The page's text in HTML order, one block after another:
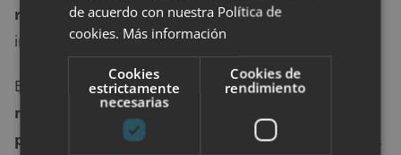
rojeces, picores, descamaciones, irritaciones
incluso la aparición de enfermedades cutáneas.
En definitiva,no hay problema en el hecho de
maquillarse cada día siempre que se empleen
productos respetuosos con la piely, por supuesto,
de acuerdo con nuestra Política de
cookies. Más información
Cookies
estrictamente
necesarias
Cookies de
rendimiento